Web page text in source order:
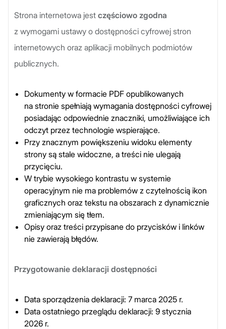
Strona internetowa jest częściowo zgodna
z wymogami ustawy o dostępności cyfrowej stron
internetowych oraz aplikacji mobilnych podmiotów
publicznych.
Dokumenty w formacie PDF opublikowanych
na stronie spełniają wymagania dostępności cyfrowej
posiadając odpowiednie znaczniki, umożliwiające ich
odczyt przez technologie wspierające.
Przy znacznym powiększeniu widoku elementy
strony są stale widoczne, a treści nie ulegają
przycięciu.
W trybie wysokiego kontrastu w systemie
operacyjnym nie ma problemów z czytelnością ikon
graficznych oraz tekstu na obszarach z dynamicznie
zmieniającym się tłem.
Opisy oraz treści przypisane do przycisków i linków
nie zawierają błędów.
Przygotowanie deklaracji dostępności
Data sporządzenia deklaracji: 7 marca 2025 r.
Data ostatniego przeglądu deklaracji: 9 stycznia
2026 r.